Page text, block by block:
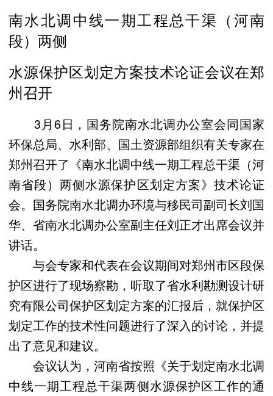
南水北调中线一期工程总干渠（河南
段）两侧
水源保护区划定方案技术论证会议在郑
州召开
3月6日，国务院南水北调办公室会同国家
环保总局、水利部、国土资源部组织有关专家在
郑州召开了《南水北调中线一期工程总干渠（河
南省段）两侧水源保护区划定方案》技术论证
会。国务院南水北调办环境与移民司副司长刘国
华、省南水北调办公室副主任刘正才出席会议并
讲话。
与会专家和代表在会议期间对郑州市区段保
护区进行了现场察勘，听取了省水利勘测设计研
究有限公司保护区划定方案的汇报后，就保护区
划定工作的技术性问题进行了深入的讨论，并提
出了意见和建议。
会议认为，河南省按照《关于划定南水北调
中线一期工程总干渠两侧水源保护区工作的通